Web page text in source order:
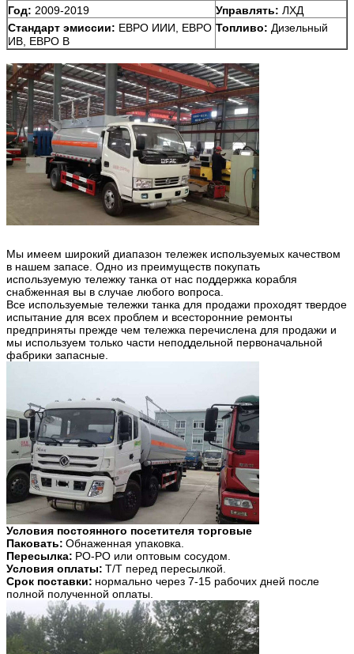
Год: 2009-2019 Управлять: ЛХД
Стандарт эмиссии: ЕВРО ИИИ, ЕВРО
ИВ, ЕВРО В
Топливо: Дизельный
Мы имеем широкий диапазон тележек используемых качеством
в нашем запасе. Одно из преимуществ покупать
используемую тележку танка от нас поддержка корабля
снабженная вы в случае любого вопроса.
Все используемые тележки танка для продажи проходят твердое
испытание для всех проблем и всесторонние ремонты
предприняты прежде чем тележка перечислена для продажи и
мы используем только части неподдельной первоначальной
фабрики запасные.
Условия постоянного посетителя торговые
Паковать: Обнаженная упаковка.
Пересылка: РО-РО или оптовым сосудом.
Условия оплаты: Т/Т перед пересылкой.
Срок поставки: нормально через 7-15 рабочих дней после
полной полученной оплаты.